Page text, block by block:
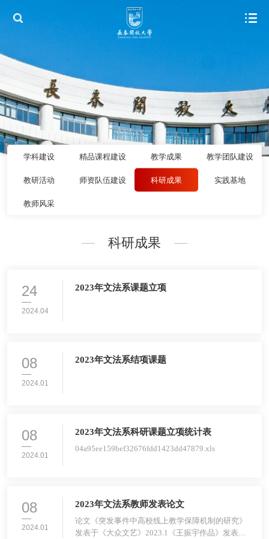
学科建设 精品课程建设 教学成果 教学团队建设
教研活动 师资队伍建设 科研成果 实践基地
教师风采
科研成果
24
2024.04
2023年文法系课题立项
08
2024.01
2023年文法系结项课题
08
2024.01
2023年文法系科研课题立项统计表
04a95ee159bef32676fdd1423dd47879.xls
08
2024.01
2023年文法系教师发表论文
论文《突发事件中高校线上教学保障机制的研究》
发表于《大众文艺》2023.1《王振宇作品》发表于